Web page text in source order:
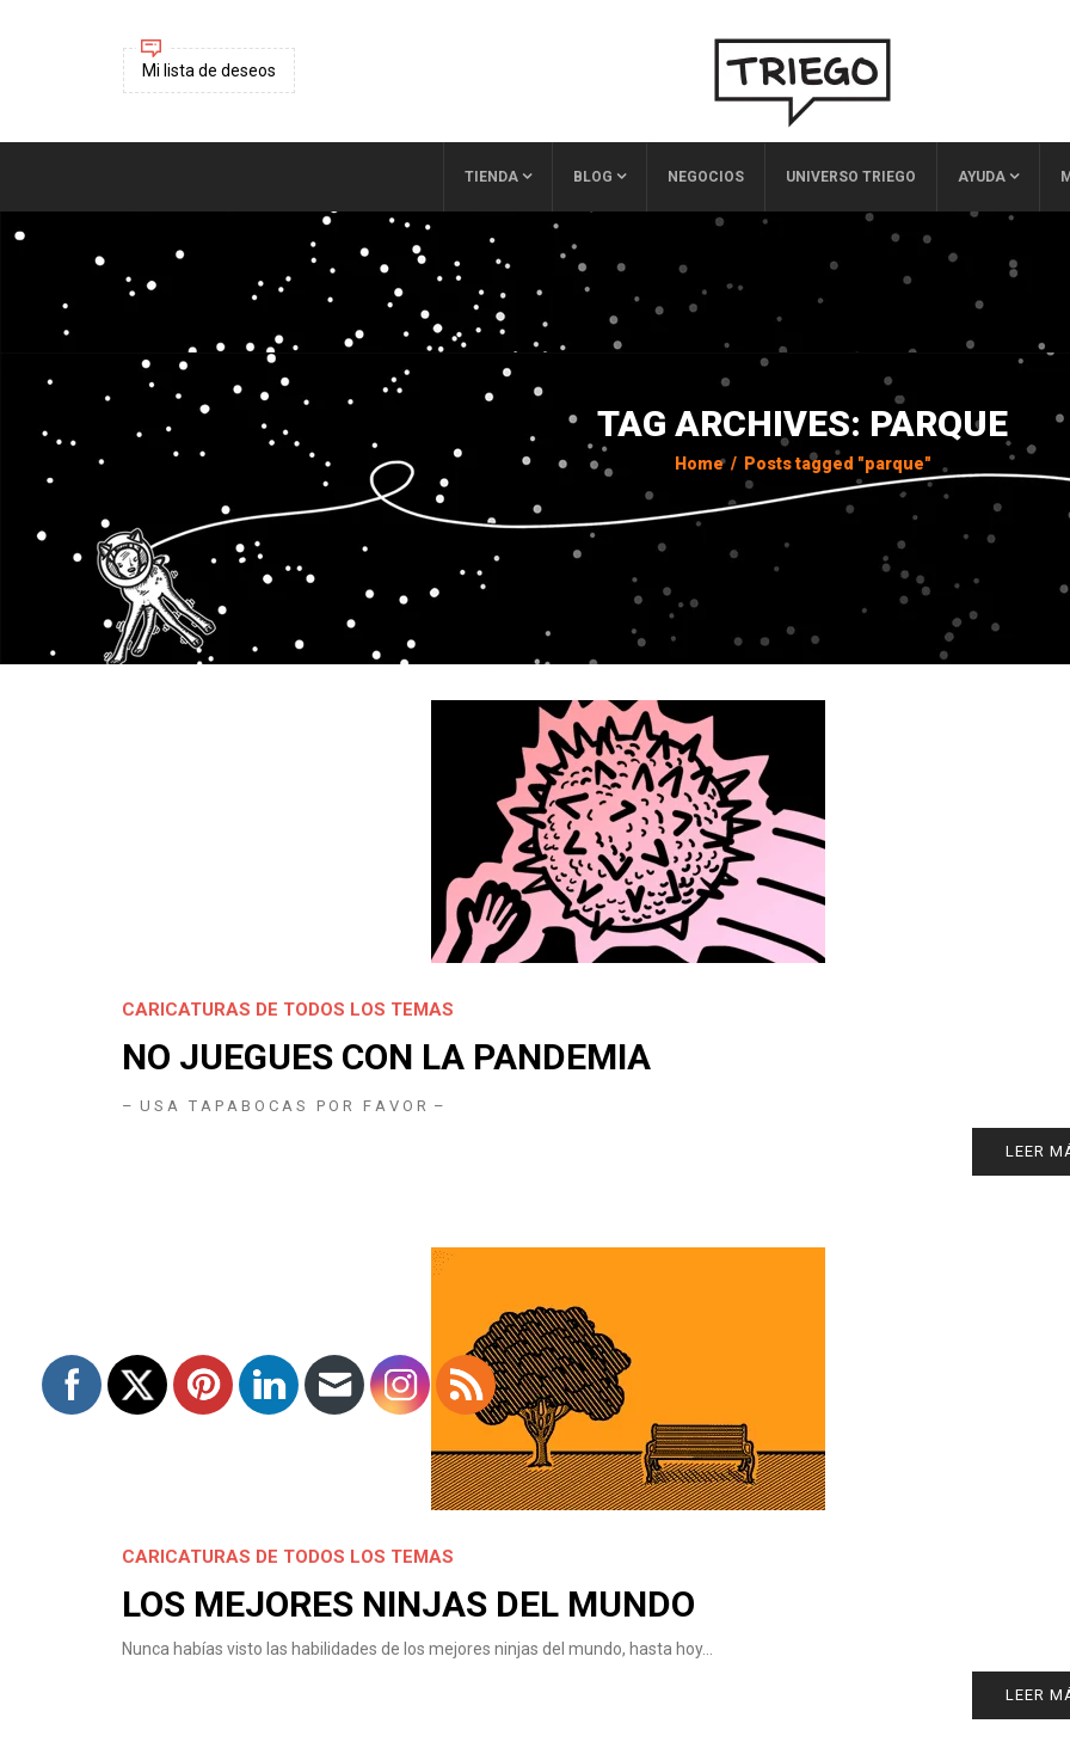
Mi lista de deseos
TIENDA BLOG NEGOCIOS UNIVERSO TRIEGO AYUDA
TAG ARCHIVES: PARQUE
Home / Posts tagged "parque"
CARICATURAS DE TODOS LOS TEMAS
NO JUEGUES CON LA PANDEMIA
– U S A T A P A B O C A S P O R F A V O R –
LEER
CARICATURAS DE TODOS LOS TEMAS
LOS MEJORES NINJAS DEL MUNDO
Nunca habías visto las habilidades de los mejores ninjas del mundo, hasta hoy…
LEER